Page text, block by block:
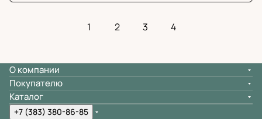
1 2 3 4
О компании
Покупателю
Каталог
+7 (383) 380-86-85